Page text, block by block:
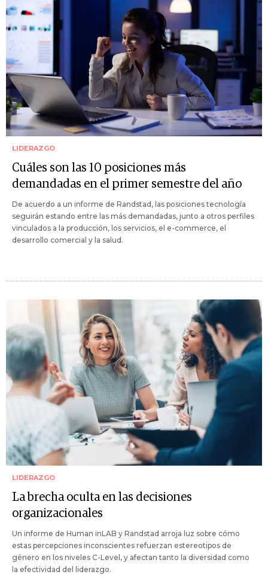
LIDERAZGO
Cuáles son las 10 posiciones más
demandadas en el primer semestre del año
De acuerdo a un informe de Randstad, las posiciones tecnología
seguirán estando entre las más demandadas, junto a otros perfiles
vinculados a la producción, los servicios, el e-commerce, el
desarrollo comercial y la salud.
LIDERAZGO
La brecha oculta en las decisiones
organizacionales
Un informe de Human inLAB y Randstad arroja luz sobre cómo
estas percepciones inconscientes refuerzan estereotipos de
género en los niveles C-Level, y afectan tanto la diversidad como
la efectividad del liderazgo.